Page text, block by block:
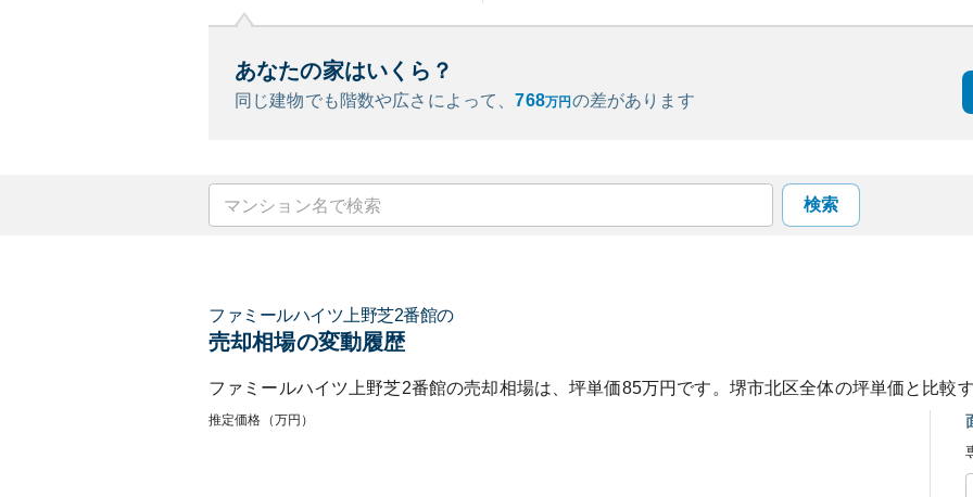
あなたの家はいくら？
同じ建物でも階数や広さによって、768万円 の差があります
検索
ファミールハイツ上野芝2番館の
売却相場の変動履歴
ファミールハイツ上野芝2番館の売却相場は、坪単価85万円です。 堺市北区全体の坪単価と比較
推定価格（万円）